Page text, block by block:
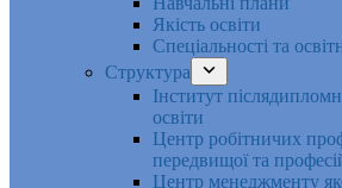
Якість освіти
Спеціальності та
Структура
Інститут
освіти
Центр робітничих
передвищої та
Центр менеджменту